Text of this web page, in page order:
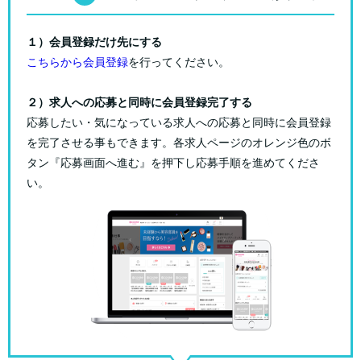
１）会員登録だけ先にする
こちらから会員登録を行ってください。
２）求人への応募と同時に会員登録完了する
応募したい・気になっている求人への応募と同時に会員登録
を完了させる事もできます。 各求人ページのオレンジ色のボ
タン『応募画面へ進む』を押下し応募手順を進めてくださ
い。